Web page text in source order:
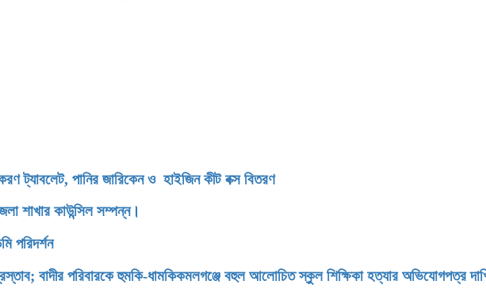
ট্যাবলেট, পানির জারিকেন ও হাইজিন কীট বক্স বিতরণ
শাখার কাউন্সিল সম্পন্ন।
পরিদর্শন
বাদীর পরিবারকে হুমকি-ধামকিকমলগঞ্জে বহুল আলোচিত স্কুল শিক্ষিকা হত্যার অভিযোগপত্র